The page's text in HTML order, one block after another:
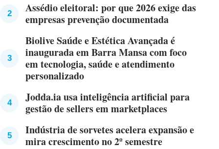
Assédio eleitoral: por que 2026 exige das
empresas prevenção documentada
Biolive Saúde e Estética Avançada é
inaugurada em Barra Mansa com foco
em tecnologia, saúde e atendimento
personalizado
Jodda.ia usa inteligência artificial para
gestão de sellers em marketplaces
Indústria de sorvetes acelera expansão e
mira crescimento no 2º semestre